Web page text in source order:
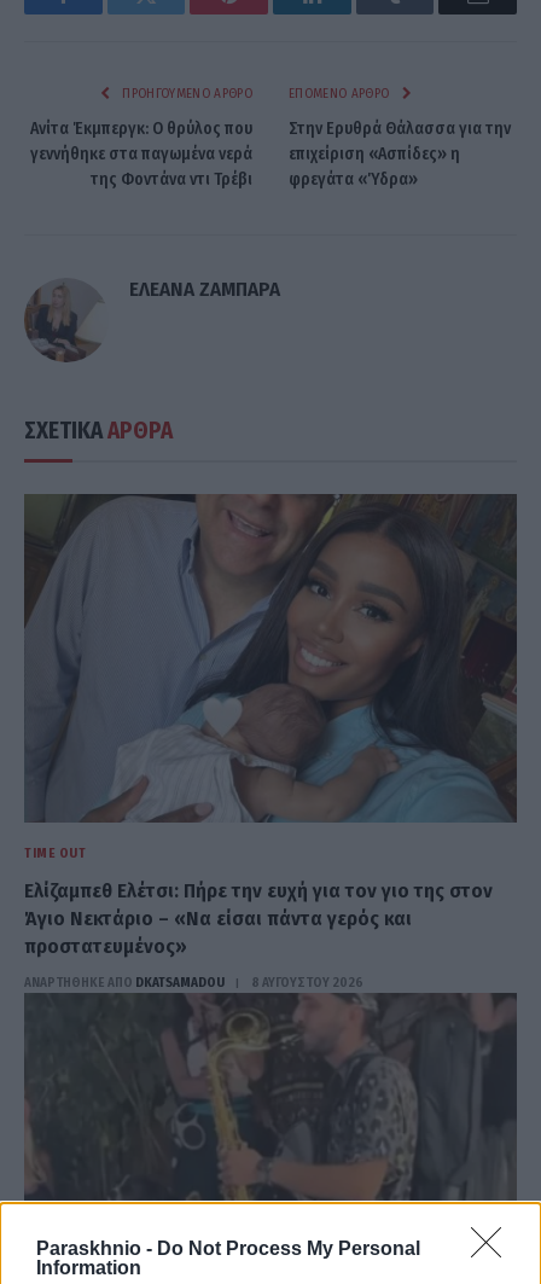
Paraskhnio - Do Not Process My Personal
Information
FacebookTwitter Pinterest LinkedInTumblr Email
ΠΡΟΗΓΟΎΜΕΝΟ ΆΡΘΡΟ
Ανίτα Έκμπεργκ: Ο θρύλος που
γεννήθηκε στα παγωμένα νερά
της Φοντάνα ντι Τρέβι
ΕΠΌΜΕΝΟ ΆΡΘΡΟ
Στην Ερυθρά Θάλασσα για την
επιχείριση «Ασπίδες» η
φρεγάτα «Ύδρα»
ΕΛΕΑΝΑ ΖΑΜΠΑΡΑ
ΣΧΕΤΙΚΑΑΡΘΡΑ
TIME OUT
Ελίζαμπεθ Ελέτσι: Πήρε την ευχή για τον γιο της στον
Άγιο Νεκτάριο – «Να είσαι πάντα γερός και
προστατευμένος»
ΑΝΑΡΤΗΘΗΚΕ ΑΠΟ DKATSAMADOU 8 ΑΥΓΟΎΣΤΟΥ 2026